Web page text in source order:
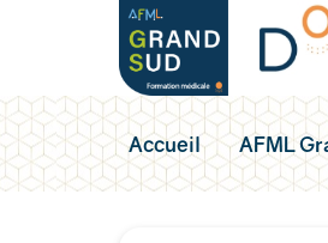
Accueil AFML